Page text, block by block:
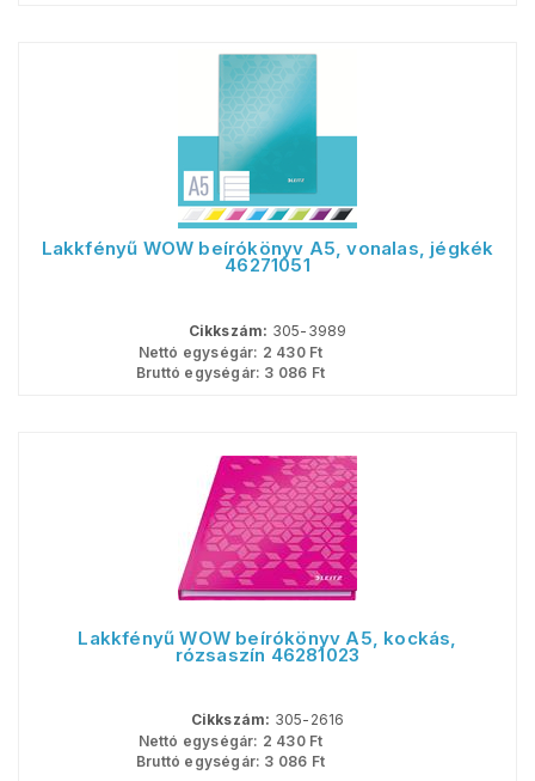
Lakkfényű WOW beírókönyv A5, vonalas, jégkék
46271051
Cikkszám: 305-3989
Nettó egységár: 2 430Ft
Bruttó egységár: 3 086 Ft
Lakkfényű WOW beírókönyv A5, kockás,
rózsaszín 46281023
Cikkszám: 305-2616
Nettó egységár: 2 430Ft
Bruttó egységár: 3 086 Ft